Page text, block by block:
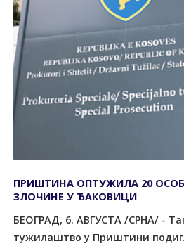
ПРИШТИНА ОПТУЖИЛА 20
ЗЛОЧИНЕ У ЂАКОВИЦИ
БЕОГРАД, 6. АВГУСТА /СРНА/ -
тужилаштво у Приштини